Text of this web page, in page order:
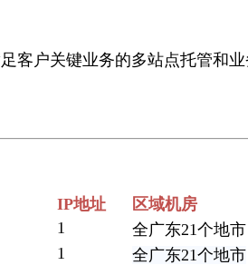
户关键业务的多站点托管和
IP地址 区域机房
1 全广东21个地市
1 全广东21个地市